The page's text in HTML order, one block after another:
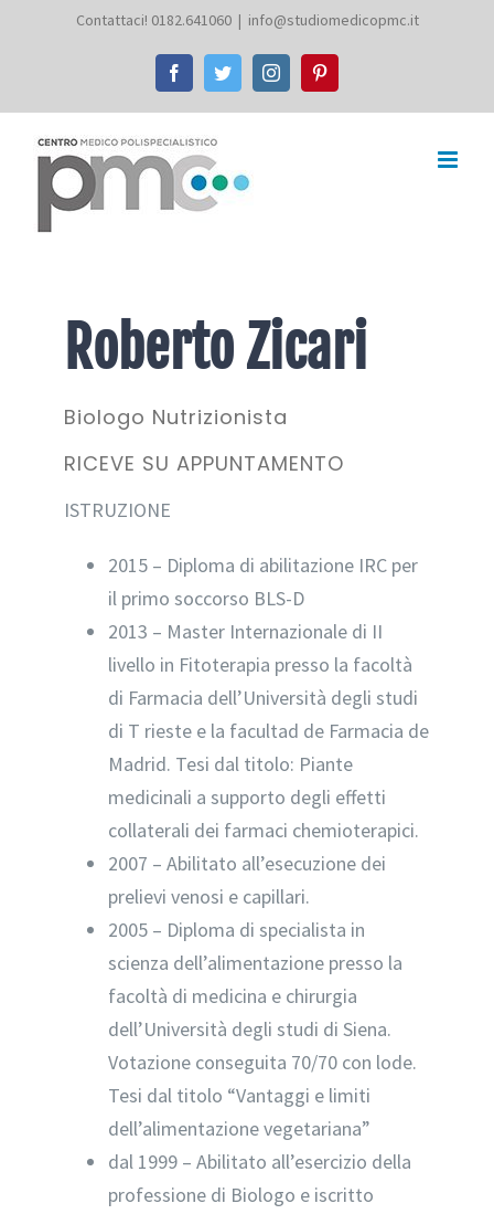
Contattaci! 0182.641060 | info@studiomedicopmc.it
FacebookTwitterInstagram
Roberto Zicari
Biologo Nutrizionista
RICEVE SU APPUNTAMENTO
ISTRUZIONE
2015 – Diploma di abilitazione IRC per
il primo soccorso BLS-D
2013 – Master Internazionale di II
livello in Fitoterapia presso la facoltà
di Farmacia dell’Università degli studi
di T rieste e la facultad de Farmacia de
Madrid. Tesi dal titolo: Piante
medicinali a supporto degli effetti
collaterali dei farmaci chemioterapici.
2007 – Abilitato all’esecuzione dei
prelievi venosi e capillari.
2005 – Diploma di specialista in
scienza dell’alimentazione presso la
facoltà di medicina e chirurgia
dell’Università degli studi di Siena.
Votazione conseguita 70/70 con lode.
Tesi dal titolo “Vantaggi e limiti
dell’alimentazione vegetariana”
dal 1999 – Abilitato all’esercizio della
professione di Biologo e iscritto